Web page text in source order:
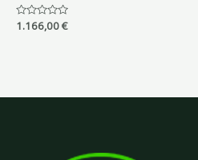
Valorado
1.166,00€